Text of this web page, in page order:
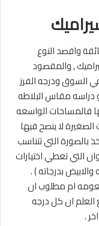
واقصد النوع
, والمقصود
السوق ودرجه الفرز
دراسه مقاس البلاطه
فالمساحات الواسعه
لا ينصح فيها
بالصورة التي تتناسب
التي تعطي اختيارات
بدرجاته ) .
ام مطلوب ان
العلم ان كل درجه
.